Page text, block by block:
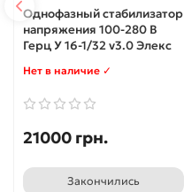
Однофазный стабилизатор
напряжения 100-280 В
Герц У 16-1/32 v3.0 Элекс
Нет в наличие ✓
21000 грн.
Закончились